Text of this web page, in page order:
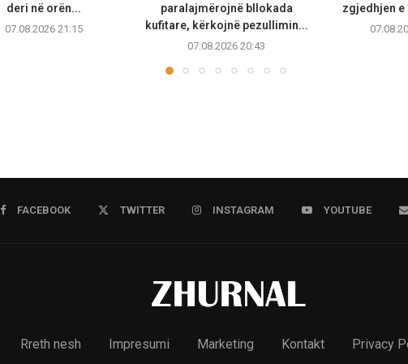
deri në orën...
07.08.2026 21:15
paralajmërojnë bllokada
kufitare, kërkojnë pezullimin...
07.08.2026 20:43
zgjedhjen
FACEBOOK TWITTER INSTAGRAM YOUTUBE
Rreth nesh Impresumi Marketing Kontakt Privacy